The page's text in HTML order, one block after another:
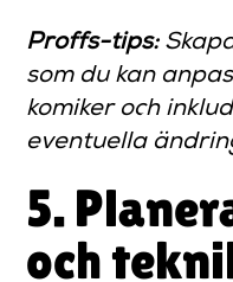
Proffs-tips:
som du kan
komiker och
eventuella
5.
och